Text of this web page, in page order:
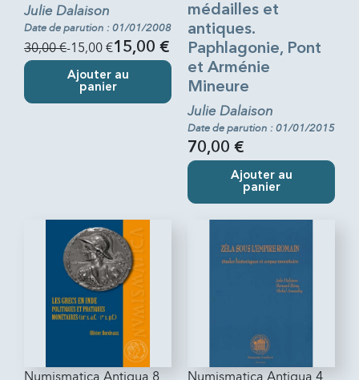
Julie Dalaison
Date de parution : 01/01/2008
30,00 €-15,00 €15,00 €
Ajouter au
panier
médailles et
antiques.
Paphlagonie, Pont
et Arménie
Mineure
Julie Dalaison
Date de parution : 01/01/2015
70,00 €
Ajouter au
panier
Numismatica Antiqua 8 Numismatica Antiqua 4